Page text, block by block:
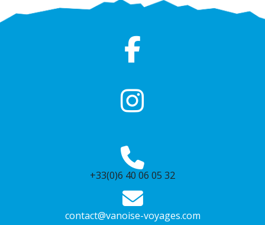
+33(0)6 40 06 05 32
contact@vanoise-voyages.com